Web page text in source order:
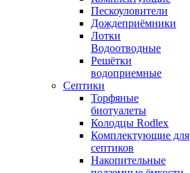
Пескоуловители
Дождеприёмники
Лотки
Водоотводные
Решётки
водоприемные
Септики
Торфяные
биотуалеты
Колодцы Rodlex
Комплектующие для
септиков
Накопительные